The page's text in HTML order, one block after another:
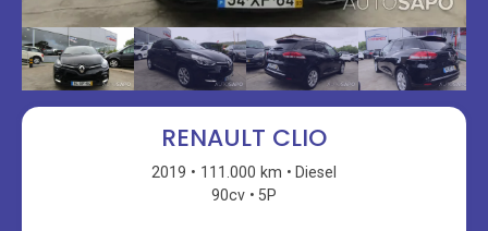
RENAULT CLIO
2019 111.000 km
Diesel
90cv
5P